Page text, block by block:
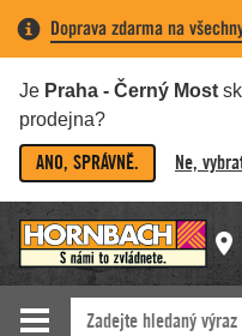
Doprava zdarma na
Je Praha - Černý Most
prodejna?
ANO, SPRÁVNĚ. Ne,